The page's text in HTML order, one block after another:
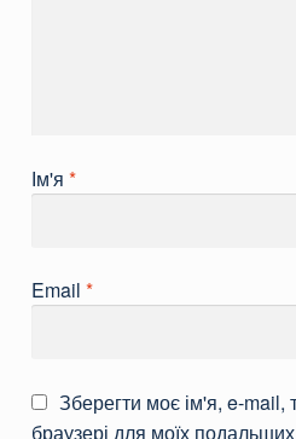
Ім'я *
Email *
Зберегти моє ім'я, e-mail,
браузері для моїх